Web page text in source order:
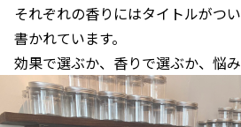
それぞれの香りにはタイトルがつ
書かれています。
効果で選ぶか、香りで選ぶか、悩み